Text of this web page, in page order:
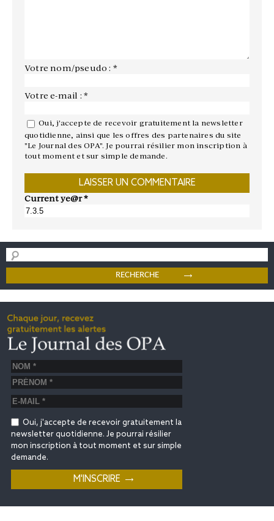
Votre nom/pseudo : *
Votre e-mail : *
Oui, j'accepte de recevoir gratuitement la newsletter
quotidienne, ainsi que les offres des partenaires du site
"Le Journal des OPA". Je pourrai résilier mon inscription à
tout moment et sur simple demande.
Current ye@r*
Oui, j'accepte de recevoir gratuitement la
newsletter quotidienne. Je pourrai résilier
mon inscription à tout moment et sur simple
demande.